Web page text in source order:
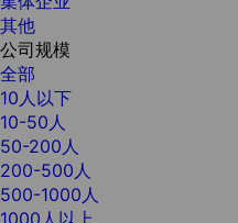
其他
公司规模
全部
10人以下
10-50人
50-200人
200-500人
500-1000人
1000人以上